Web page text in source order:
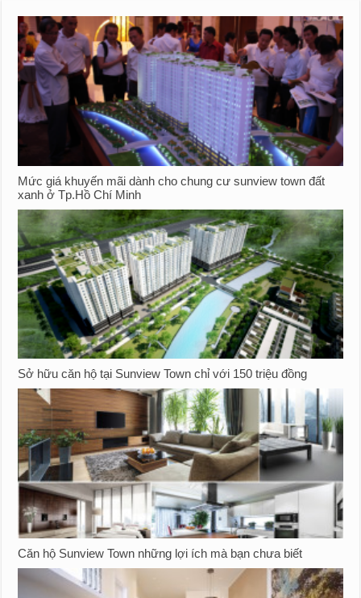
Mức giá khuyến mãi dành cho chung cư sunview town đất
xanh ở Tp.Hồ Chí Minh
Sở hữu căn hộ tại Sunview Town chỉ với 150 triệu đồng
Căn hộ Sunview Town những lợi ích mà bạn chưa biết